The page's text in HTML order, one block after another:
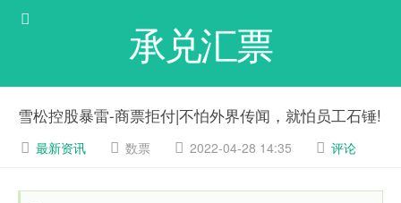
承兑汇票
雪松控股暴雷-商票拒付|不怕外界传闻，就怕员工石锤!
最新资讯 数票 2022-04-28 14:35 评论